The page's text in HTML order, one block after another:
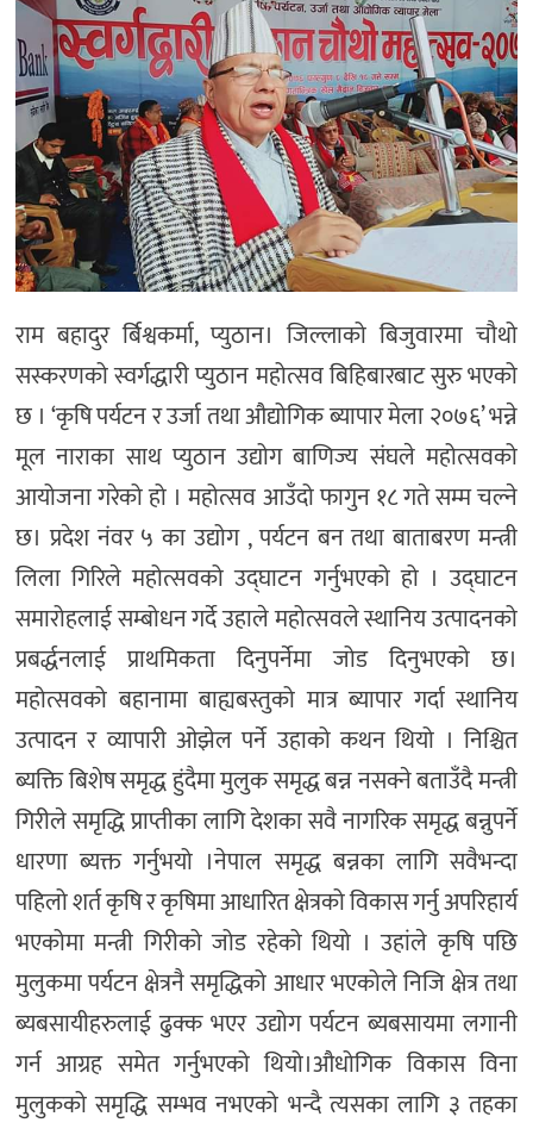
राम बहादुर र्बिश्वकर्मा, प्युठान। जिल्लाको बिजुवारमा चौथो
सस्करणको स्वर्गद्धारी प्युठान महोत्सव बिहिबारबाट सुरु भएको
छ । ‘कृषि पर्यटन र उर्जा तथा औद्योगिक ब्यापार मेला २०७६’ भन्ने
मूल नाराका साथ प्युठान उद्योग बाणिज्य संघले महोत्सवको
आयोजना गरेको हो । महोत्सव आउँदो फागुन १८ गते सम्म चल्ने
छ। प्रदेश नंवर ५ का उद्योग , पर्यटन बन तथा बाताबरण मन्त्री
लिला गिरिले महोत्सवको उद्घाटन गर्नुभएको हो । उद्घाटन
समारोहलाई सम्बोधन गर्दे उहाले महोत्सवले स्थानिय उत्पादनको
प्रबर्द्धनलाई प्राथमिकता दिनुपर्नेमा जोड दिनुभएको छ।
महोत्सवको बहानामा बाह्यबस्तुको मात्र ब्यापार गर्दा स्थानिय
उत्पादन र व्यापारी ओझेल पर्ने उहाको कथन थियो । निश्चित
ब्यक्ति बिशेष समृद्ध हुंदैमा मुलुक समृद्ध बन्न नसक्ने बताउँदै मन्त्री
गिरीले समृद्धि प्राप्तीका लागि देशका सवै नागरिक समृद्ध बन्नुपर्ने
धारणा ब्यक्त गर्नुभयो ।नेपाल समृद्ध बन्नका लागि सवैभन्दा
पहिलो शर्त कृषि र कृषिमा आधारित क्षेत्रको विकास गर्नु अपरिहार्य
भएकोमा मन्त्री गिरीको जोड रहेको थियो । उहांले कृषि पछि
मुलुकमा पर्यटन क्षेत्रनै समृद्धिको आधार भएकोले निजि क्षेत्र तथा
ब्यबसायीहरुलाई ढुक्क भएर उद्योग पर्यटन ब्यबसायमा लगानी
गर्न आग्रह समेत गर्नुभएको थियो।औधोगिक विकास विना
मुलुकको समृद्धि सम्भव नभएको भन्दै त्यसका लागि ३ तहका